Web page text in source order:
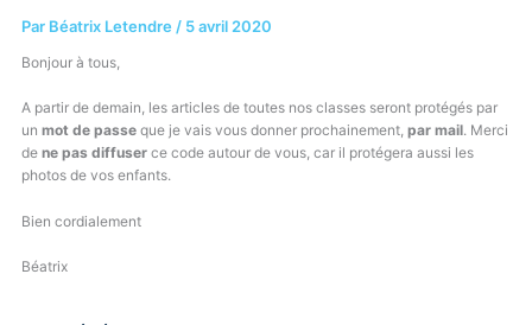
Par Béatrix Letendre / 5 avril 2020
Bonjour à tous,
A partir de demain, les articles de toutes nos classes seront protégés par
unmot de passe que je vais vous donner prochainement, par mail. Merci
dene pas diffuser ce code autour de vous, car il protégera aussi les
photos de vos enfants.
Bien cordialement
Béatrix